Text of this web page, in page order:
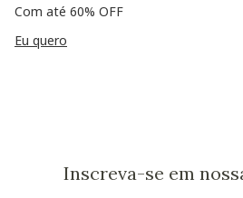
Com até 60% OFF
Eu quero
Inscreva-se em